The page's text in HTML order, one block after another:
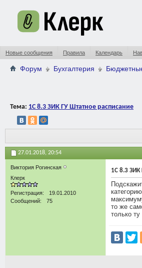
Новые сообщения Правила Календарь
Форум Бухгалтерия
Тема: 1С 8.3 ЗИК ГУ Штатное расписание
27.01.2018, 20:54
Виктория Рогинская
Клерк
Регистрация
19.01.2010
Сообщений
75
1С 8.3 ЗИК
то же
только